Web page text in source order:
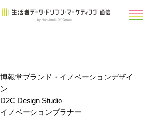
博報堂ブランド・イノベーションデザイ
ン
D2C Design Studio
イノベーションプラナー